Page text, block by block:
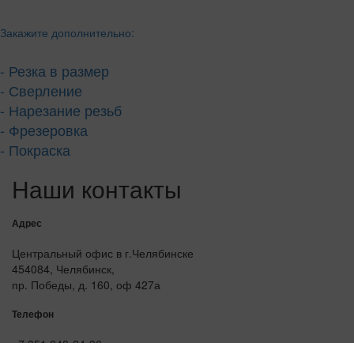
Закажите дополнительно:
- Резка в размер
- Сверление
- Нарезание резьб
- Фрезеровка
- Покраска
Наши контакты
Адрес
Центральный офис в г.Челябинске
454084, Челябинск,
пр. Победы, д. 160, оф 427а
Телефон